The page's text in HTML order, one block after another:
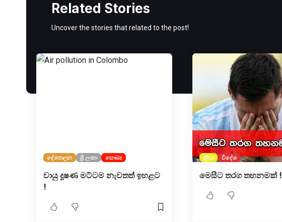
Related Stories
Uncover the stories that related to the post!
දේශපාලන ශ්‍රී ලංකා සෞඛ්‍ය
වායු දූෂණ මට්ටම නැවතත් ඉහළට
!
ක්‍රීඩා විදේශ
මෙසීට තරග තහනමක් !